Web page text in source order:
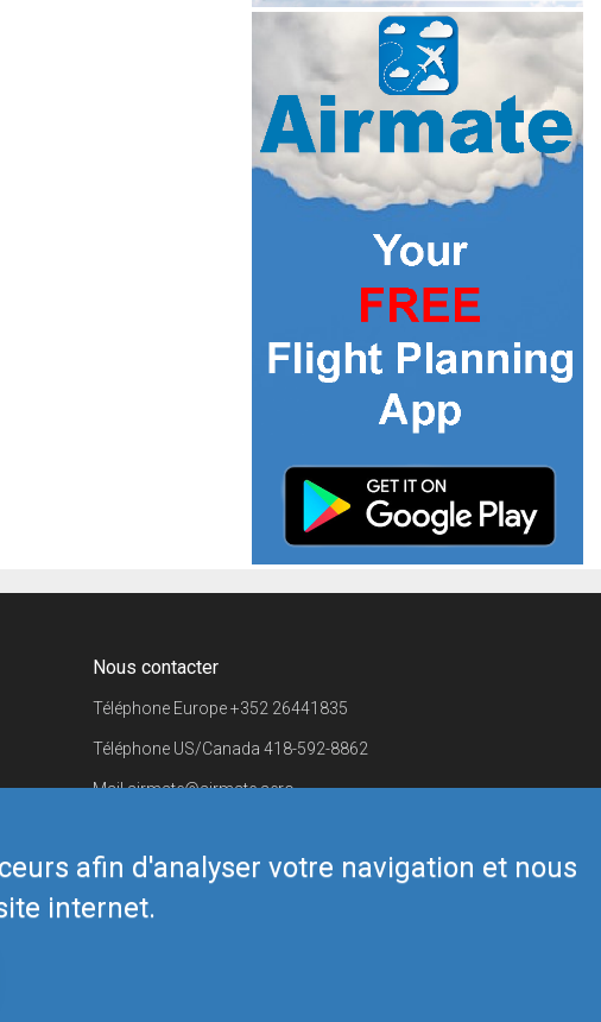
afin d'analyser votre navigation et nous
internet.
Nous contacter
Téléphone Europe+352 26441835
Téléphone US/Canada 418-592-8862
Mailairmate@airmate.aero